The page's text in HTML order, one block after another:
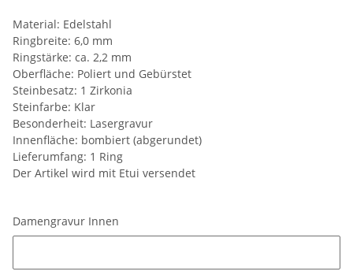
Material: Edelstahl
Ringbreite: 6,0 mm
Ringstärke: ca. 2,2 mm
Oberfläche: Poliert und Gebürstet
Steinbesatz: 1 Zirkonia
Steinfarbe: Klar
Besonderheit: Lasergravur
Innenfläche: bombiert (abgerundet)
Lieferumfang: 1 Ring
Der Artikel wird mit Etui versendet
Damengravur Innen